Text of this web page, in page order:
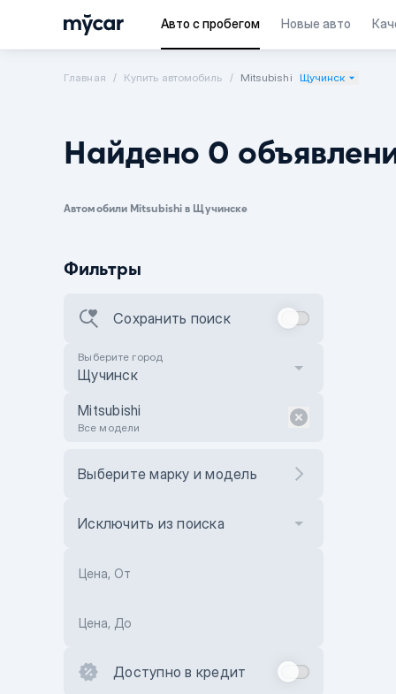
Авто с пробегом Новые авто
Главная Купить автомобиль Mitsubishi Щучинск
Найдено 0
Автомобили Mitsubishi в Щучинске
Фильтры
Сохранить поиск
Выберите город
Щучинск
Mitsubishi
Все модели
Выберите марку и модель
Исключить из поиска
Цена, От
Цена, До
Доступно в кредит